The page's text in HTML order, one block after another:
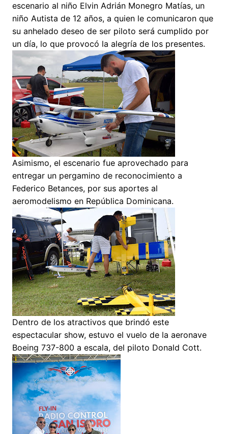
escenario al niño Elvin Adrián Monegro Matías, un
niño Autista de 12 años, a quien le comunicaron que
su anhelado deseo de ser piloto será cumplido por
un día, lo que provocó la alegría de los presentes.
Asimismo, el escenario fue aprovechado para
entregar un pergamino de reconocimiento a
Federico Betances, por sus aportes al
aeromodelismo en República Dominicana.
Dentro de los atractivos que brindó este
espectacular show, estuvo el vuelo de la aeronave
Boeing 737-800 a escala, del piloto Donald Cott.